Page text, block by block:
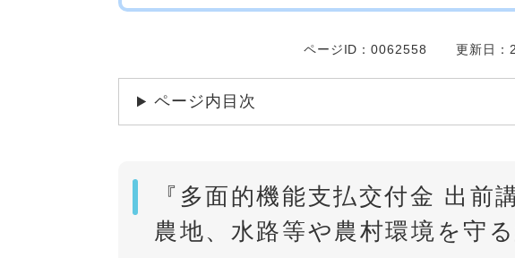
ページID：0062558 更新日：
ページ内目次
『多面的機能支払交付金 出
農地、水路等や農村環境を守